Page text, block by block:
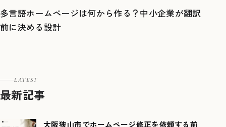
多言語ホームページは何から作る？中小企業が翻訳
前に決める設計
LATEST
最新記事
大阪狭山市でホームページ修正を依頼する前